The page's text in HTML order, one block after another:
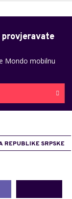
Mondo mobilnu
REPUBLIKE SRPSKE